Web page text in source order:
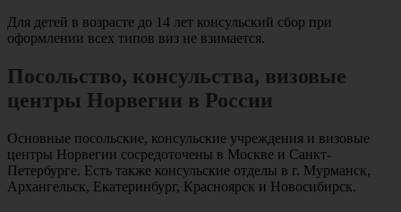
Для детей в возрасте до 14 лет консульский сбор при
оформлении всех типов виз не взимается.
Посольство, консульства, визовые
центры Норвегии в России
Основные посольские, консульские учреждения и визовые
центры Норвегии сосредоточены в Москве и Санкт-
Петербурге. Есть также консульские отделы в г. Мурманск,
Архангельск, Екатеринбург, Красноярск и Новосибирск.